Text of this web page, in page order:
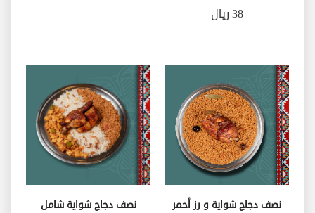
38 ريال
نصف دجاج شواية و رز أحمر نصف دجاج شواية شامل